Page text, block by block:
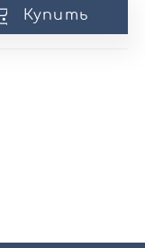
Купить